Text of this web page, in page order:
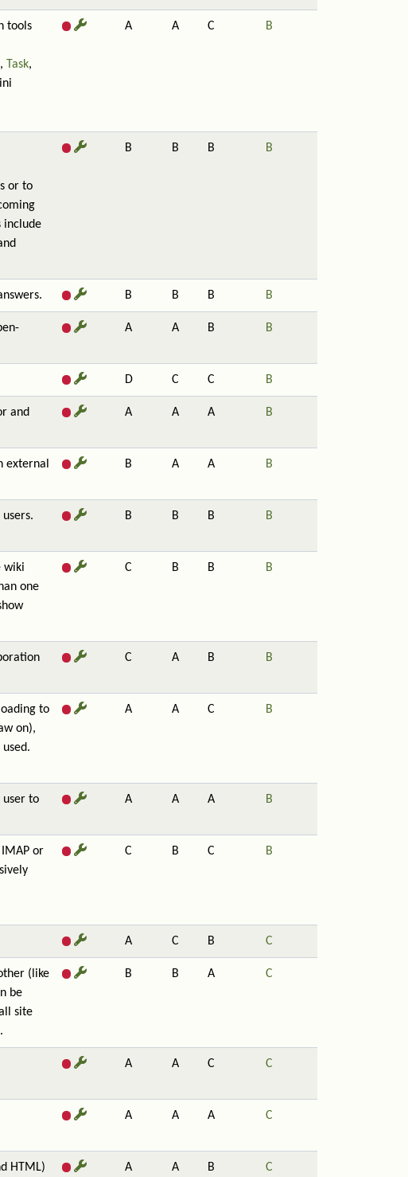
tools
, Task,
A A C B
or to
include
B B B B
B B B B
A A B B
D C C B
and
A A A B
external
B A A B
B B B B
wiki
one
C B B B
C A B B
to
on),
A A C B
user to
A A A B
or
C B C B
A C B C
(like
be
site
B B A C
A A C C
A A A C
HTML) A A B C